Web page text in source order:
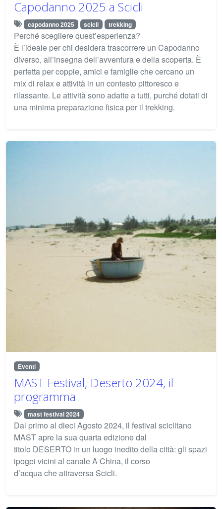
Capodanno 2025 a Scicli
capodanno 2025 scicli trekking
Perché scegliere quest’esperienza?
È l’ideale per chi desidera trascorrere un Capodanno
diverso, all’insegna dell’avventura e della scoperta. È
perfetta per coppie, amici e famiglie che cercano un
mix di relax e attività in un contesto pittoresco e
rilassante. Le attività sono adatte a tutti, purché dotati di
una minima preparazione fisica per il trekking.
Eventi
MAST Festival, Deserto 2024, il
programma
mast festival 2024
Dal primo al dieci Agosto 2024, il festival sciclitano
MAST apre la sua quarta edizione dal
titolo DESERTO in un luogo inedito della città: gli spazi
ipogei vicini al canale A China, il corso
d’acqua che attraversa Scicli.